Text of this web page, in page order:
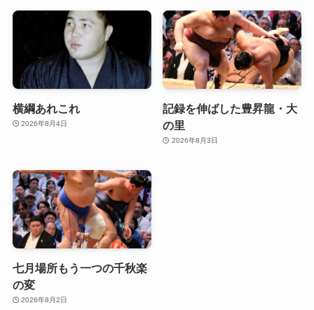
横綱あれこれ
2026年8月4日
記録を伸ばした豊昇龍・大
の里
2026年8月3日
七月場所もう一つの千秋楽
の変
2026年8月2日